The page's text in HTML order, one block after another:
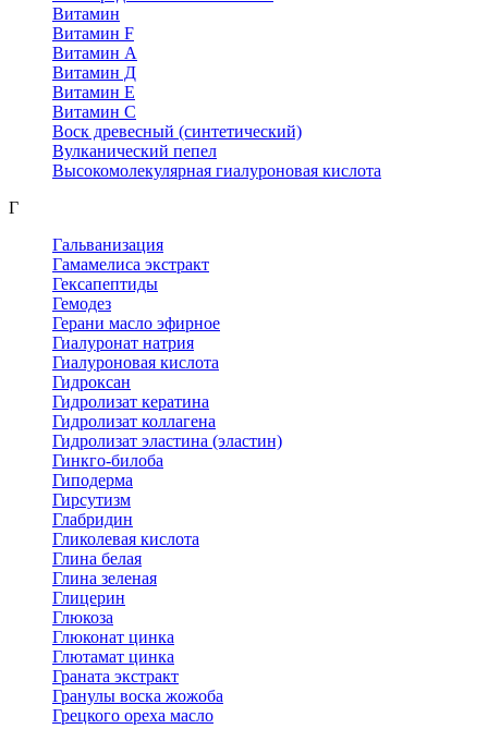
Витамин
Витамин F
Витамин А
Витамин Д
Витамин Е
Витамин С
Воск древесный (синтетический)
Вулканический пепел
Высокомолекулярная гиалуроновая кислота
Г
Гальванизация
Гамамелиса экстракт
Гексапептиды
Гемодез
Герани масло эфирное
Гиалуронат натрия
Гиалуроновая кислота
Гидроксан
Гидролизат кератина
Гидролизат коллагена
Гидролизат эластина (эластин)
Гинкго-билоба
Гиподерма
Гирсутизм
Глабридин
Гликолевая кислота
Глина белая
Глина зеленая
Глицерин
Глюкоза
Глюконат цинка
Глютамат цинка
Граната экстракт
Гранулы воска жожоба
Грецкого ореха масло